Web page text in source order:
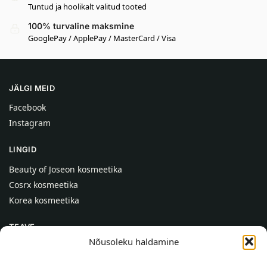
Nõusoleku haldamine
Tuntud ja hoolikalt valitud tooted
100% turvaline maksmine
GooglePay / ApplePay / MasterCard / Visa
JÄLGI MEID
Facebook
Instagram
LINGID
Beauty of Joseon kosmeetika
Cosrx kosmeetika
Korea kosmeetika
TEAVE